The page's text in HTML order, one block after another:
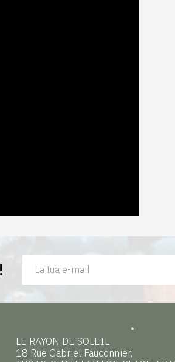
LE RAYON DE SOLEIL
18 Rue Gabriel Fauconnier,